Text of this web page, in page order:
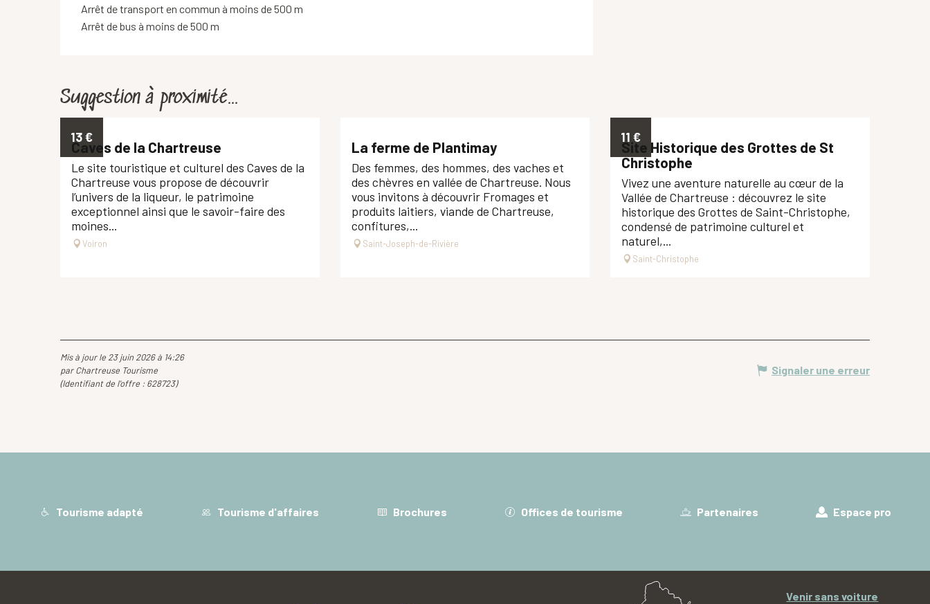
Arrêt de transport en commun à moins de 500 m
Arrêt de bus à moins de 500 m
Suggestion à proximité...
13€
Caves de la Chartreuse
Le site touristique et culturel des Caves de la
Chartreuse vous propose de découvrir
l’univers de la liqueur, le patrimoine
exceptionnel ainsi que le savoir-faire des
moines...
Voiron
La ferme de Plantimay
Des femmes, des hommes, des vaches et
des chèvres en vallée de Chartreuse. Nous
vous invitons à découvrir Fromages et
produits laitiers, viande de Chartreuse,
confitures,...
Saint-Joseph-de-Rivière
11 €
Site Historique des Grottes de St
Christophe
Vivez une aventure naturelle au cœur de la
Vallée de Chartreuse : découvrez le site
historique des Grottes de Saint-Christophe,
condensé de patrimoine culturel et
naturel,...
Saint-Christophe
Mis à jour le 23 juin 2026 à 14:26
par Chartreuse Tourisme
(Identifiant de l'offre : 628723)
Signaler une erreur
Tourisme adapté Tourisme d'affaires Brochures Offices de tourisme Partenaires Espace pro
Venir sans voiture